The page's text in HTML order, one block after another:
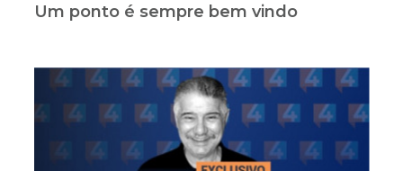
Um ponto é sempre bem vindo